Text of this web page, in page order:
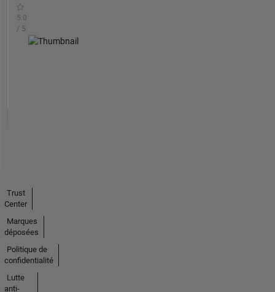
5.0
/ 5
Trust
Center
Marques
déposées
Politique de
confidentialité
Lutte
anti-